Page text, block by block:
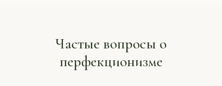
Частые вопросы о
перфекционизме